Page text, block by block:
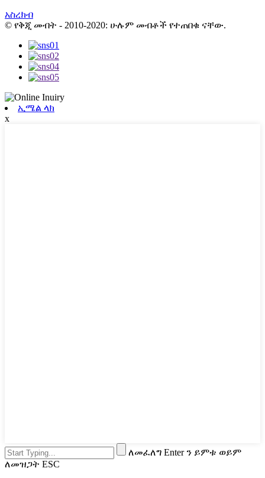
አስረክብ
© የቅጂ መብት - 2010-2020: ሁሉም መብቶች የተጠበቁ ናቸው.
ኢሜል ላክ
x
ለመፈለግ Enter ን ይምቱ ወይም
ለመዝጋት ESC